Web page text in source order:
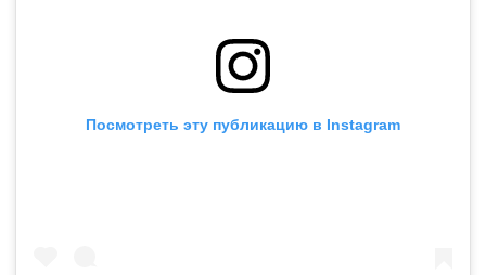
Посмотреть эту публикацию в Instagram